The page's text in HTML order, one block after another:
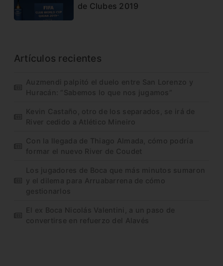
de Clubes 2019
Artículos recientes
Auzmendi palpitó el duelo entre San Lorenzo y
Huracán: “Sabemos lo que nos jugamos”
Kevin Castaño, otro de los separados, se irá de
River cedido a Atlético Mineiro
Con la llegada de Thiago Almada, cómo podría
formar el nuevo River de Coudet
Los jugadores de Boca que más minutos sumaron
y el dilema para Arruabarrena de cómo
gestionarlos
El ex Boca Nicolás Valentini, a un paso de
convertirse en refuerzo del Alavés